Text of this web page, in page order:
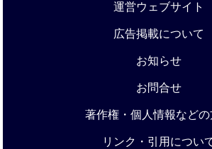
運営ウェブサイト
広告掲載について
お知らせ
お問合せ
著作権・個人情報など
リンク・引用につい